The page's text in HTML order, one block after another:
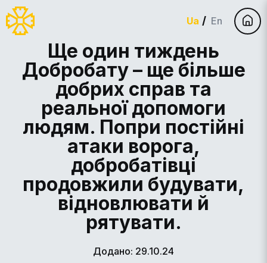
Ua En
Ще один тиждень
Добробату – ще більше
добрих справ та
реальної допомоги
людям. Попри постійні
атаки ворога,
добробатівці
продовжили будувати,
відновлювати й
рятувати.
Додано: 29.10.24